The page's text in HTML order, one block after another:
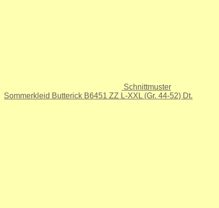
Schnittmuster
Sommerkleid Butterick B6451 ZZ L-XXL (Gr. 44-52) Dt.